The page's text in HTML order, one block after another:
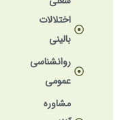
اختلالات
بالینی
روانشناسی
عمومی
مشاوره